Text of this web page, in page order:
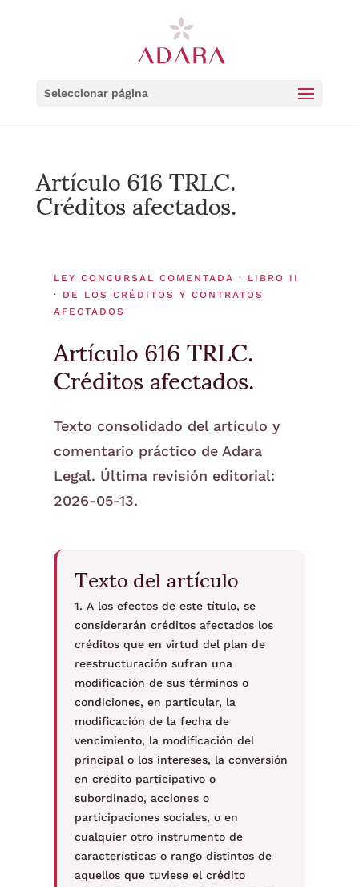
Seleccionar página
Artículo 616 TRLC.
Créditos afectados.
LEY CONCURSAL COMENTADA · LIBRO II
· DE LOS CRÉDITOS Y CONTRATOS
AFECTADOS
Artículo 616 TRLC.
Créditos afectados.
Texto consolidado del artículo y
comentario práctico de Adara
Legal. Última revisión editorial:
2026-05-13.
Texto del artículo
1. A los efectos de este título, se
considerarán créditos afectados los
créditos que en virtud del plan de
reestructuración sufran una
modificación de sus términos o
condiciones, en particular, la
modificación de la fecha de
vencimiento, la modificación del
principal o los intereses, la conversión
en crédito participativo o
subordinado, acciones o
participaciones sociales, o en
cualquier otro instrumento de
características o rango distintos de
aquellos que tuviese el crédito